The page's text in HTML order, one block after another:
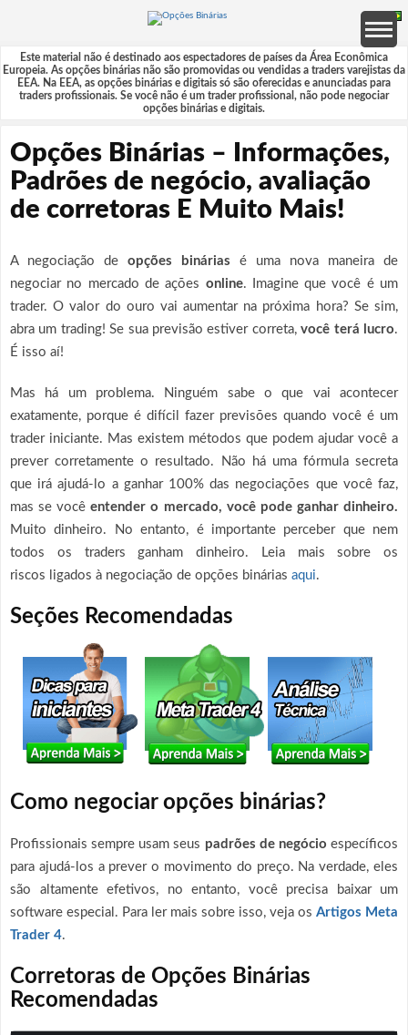
Este material não é destinado aos espectadores de países da Área Econômica
Europeia. As opções binárias não são promovidas ou vendidas a traders varejistas da
EEA. Na EEA, as opções binárias e digitais só são oferecidas e anunciadas para
traders profissionais. Se você não é um trader profissional, não pode negociar
opções binárias e digitais.
Opções Binárias – Informações,
Padrões de negócio, avaliação
de corretoras E Muito Mais!
A negociação de opções binárias é uma nova maneira de
negociar no mercado de ações online. Imagine que você é um
trader. O valor do ouro vai aumentar na próxima hora? Se sim,
abra um trading! Se sua previsão estiver correta,você terá lucro.
É isso aí!
Mas há um problema. Ninguém sabe o que vai acontecer
exatamente, porque é difícil fazer previsões quando você é um
trader iniciante. Mas existem métodos que podem ajudar você a
prever corretamente o resultado. Não há uma fórmula secreta
que irá ajudá-lo a ganhar 100% das negociações que você faz,
mas se vocêentender o mercado, você pode ganhar dinheiro.
Muito dinheiro. No entanto, é importante perceber que nem
todos os traders ganham dinheiro. Leia mais sobre os
riscos ligados à negociação de opções binárias aqui.
Seções Recomendadas
Como negociar opções binárias?
Profissionais sempre usam seus padrões de negócioespecíficos
para ajudá-los a prever o movimento do preço. Na verdade, eles
são altamente efetivos, no entanto, você precisa baixar um
software especial. Para ler mais sobre isso, veja os Artigos Meta
Trader 4.
Corretoras de Opções Binárias
Recomendadas